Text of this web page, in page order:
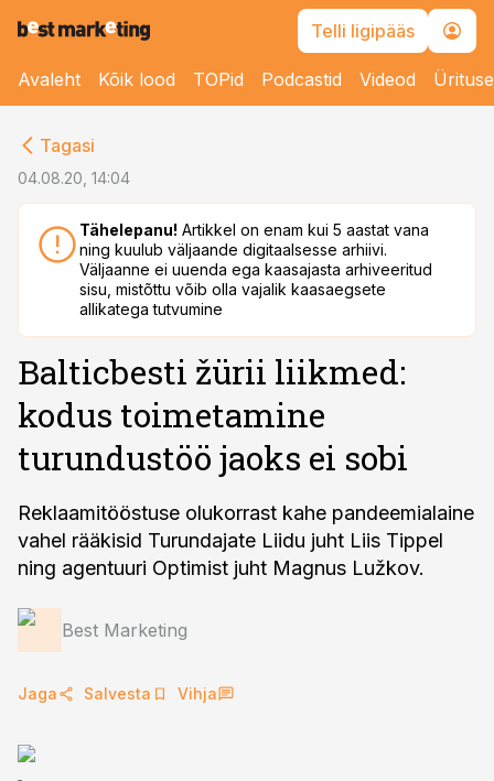
Telli ligipääs
Avaleht Kõik lood TOPid Podcastid Videod
Tagasi
04.08.20, 14:04
Tähelepanu! Artikkel on enam kui 5 aastat vana
ning kuulub väljaande digitaalsesse arhiivi.
Väljaanne ei uuenda ega kaasajasta arhiveeritud
sisu, mistõttu võib olla vajalik kaasaegsete
allikatega tutvumine
Balticbesti žürii liikmed:
kodus toimetamine
turundustöö jaoks ei sobi
Reklaamitööstuse olukorrast kahe pandeemialaine
vahel rääkisid Turundajate Liidu juht Liis Tippel
ning agentuuri Optimist juht Magnus Lužkov.
Best Marketing
Jaga Salvesta Vihja